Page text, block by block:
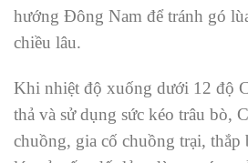
hướng Đông Nam để tránh gó
chiều lâu.
Khi nhiệt độ xuống dưới 12 độ
thả và sử dụng sức kéo trâu bò,
chuồng, gia cố chuồng trại, thắp